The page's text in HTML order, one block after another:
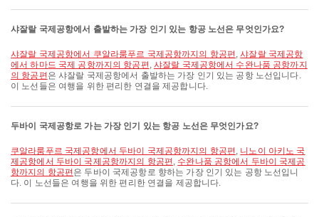
샤잘랄 국제공항에서 출발하는 가장 인기 있는 항공 노선은 무엇인가요?
샤잘랄 국제공항에서 쿠알라룸푸르 국제공항까지의 항공편 ,샤잘랄 국제공항
에서 하마드 국제 공항까지의 항공편 , 샤잘랄 국제공항에서 수완나품 공항까지
의 항공편 은 샤잘랄 국제공항에서 출발하는 가장 인기 있는 공항 노선입니다.
이 노선들은 여행을 위한 편리한 연결을 제공합니다.
두바이 국제공항로 가는 가장 인기 있는 항공 노선은 무엇인가요?
쿠알라룸푸르 국제공항에서 두바이 국제공항까지의 항공편 , 니노이 아키노 국
제공항에서 두바이 국제공항까지의 항공편 , 수완나품 공항에서 두바이 국제공
항까지의 항공편 은 두바이 국제공항로 향하는 가장 인기 있는 공항 노선입니
다. 이 노선들은 여행을 위한 편리한 연결을 제공합니다.